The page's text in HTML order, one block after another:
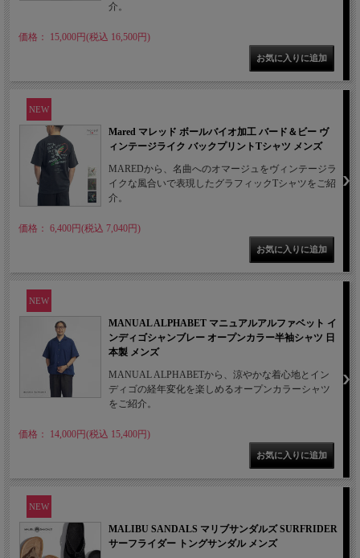
介。
価格： 15,000円(税込 16,500円)
NEW
Mared マレッド ボールバイオ加工 バード＆ビー ヴ
ィンテージライク バックプリントTシャツ メンズ
MAREDから、名曲へのオマージュをヴィンテージラ
イクな風合いで表現したグラフィックTシャツをご紹
介。
価格： 6,400円(税込 7,040円)
NEW
MANUAL ALPHABET マニュアルアルファベット イ
ンディゴシャンブレー オープンカラー半袖シャツ 日
本製 メンズ
MANUAL ALPHABETから、涼やかな着心地とイン
ディゴの経年変化を楽しめるオープンカラーシャツ
をご紹介。
価格： 14,000円(税込 15,400円)
NEW
MALIBU SANDALS マリブサンダルズ SURFRIDER
サーフライダー トングサンダル メンズ